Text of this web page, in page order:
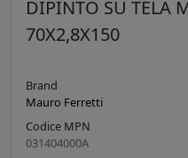
DIPINTO SU TELA
70X2,8X150
Brand
Mauro Ferretti
Codice MPN
031404000A